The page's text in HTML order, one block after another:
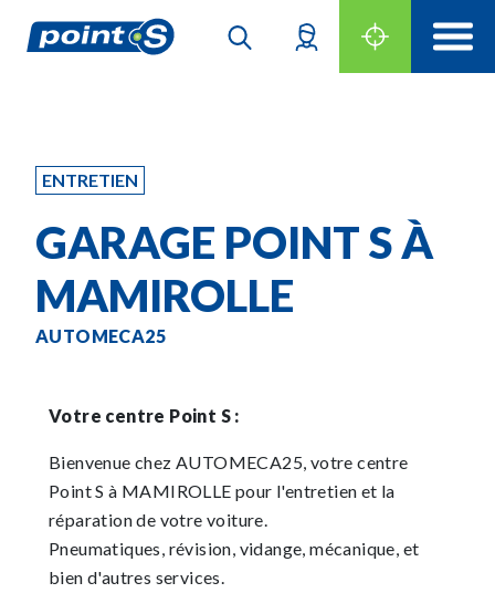
ENTRETIEN
GARAGE POINT S À
MAMIROLLE
AUTOMECA25
Votre centre Point S :
Bienvenue chez AUTOMECA25, votre centre
Point S à MAMIROLLE pour l'entretien et la
réparation de votre voiture.
Pneumatiques, révision, vidange, mécanique, et
bien d'autres services.